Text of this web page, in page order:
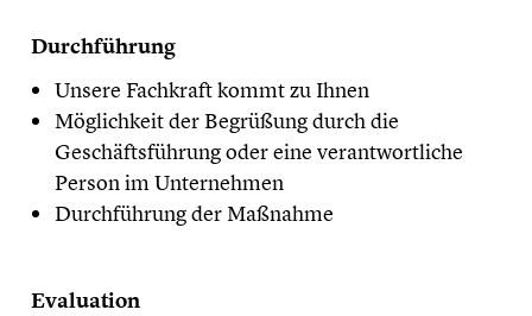
Durchführung
Unsere Fachkraft kommt zu Ihnen
Möglichkeit der Begrüßung durch die
Geschäftsführung oder eine verantwortliche
Person im Unternehmen
Durchführung der Maßnahme
Evaluation